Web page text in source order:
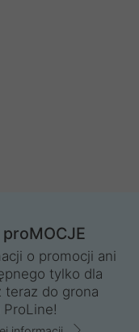
o promocji ani
tylko dla
teraz do grona